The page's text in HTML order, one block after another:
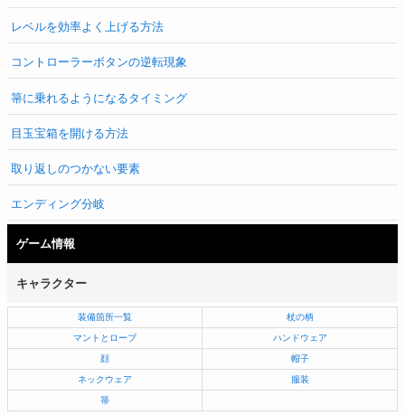
レベルを効率よく上げる方法
コントローラーボタンの逆転現象
箒に乗れるようになるタイミング
目玉宝箱を開ける方法
取り返しのつかない要素
エンディング分岐
ゲーム情報
キャラクター
装備箇所一覧 杖の柄
マントとローブ ハンドウェア
顔 帽子
ネックウェア 服装
箒